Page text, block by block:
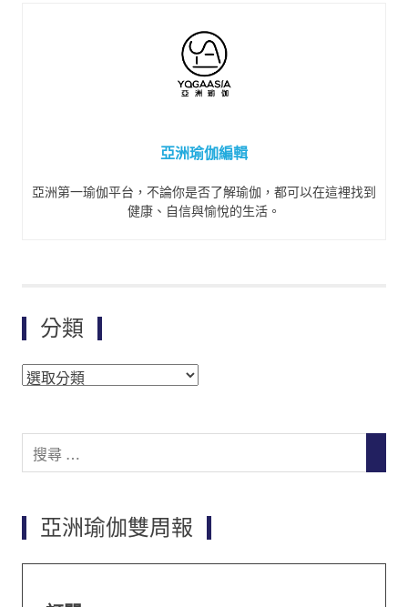
亞洲瑜伽編輯
亞洲第一瑜伽平台，不論你是否了解瑜伽，都可以在這裡找到
健康、自信與愉悅的生活。
分類
分
Search
for:
亞洲瑜伽雙周報